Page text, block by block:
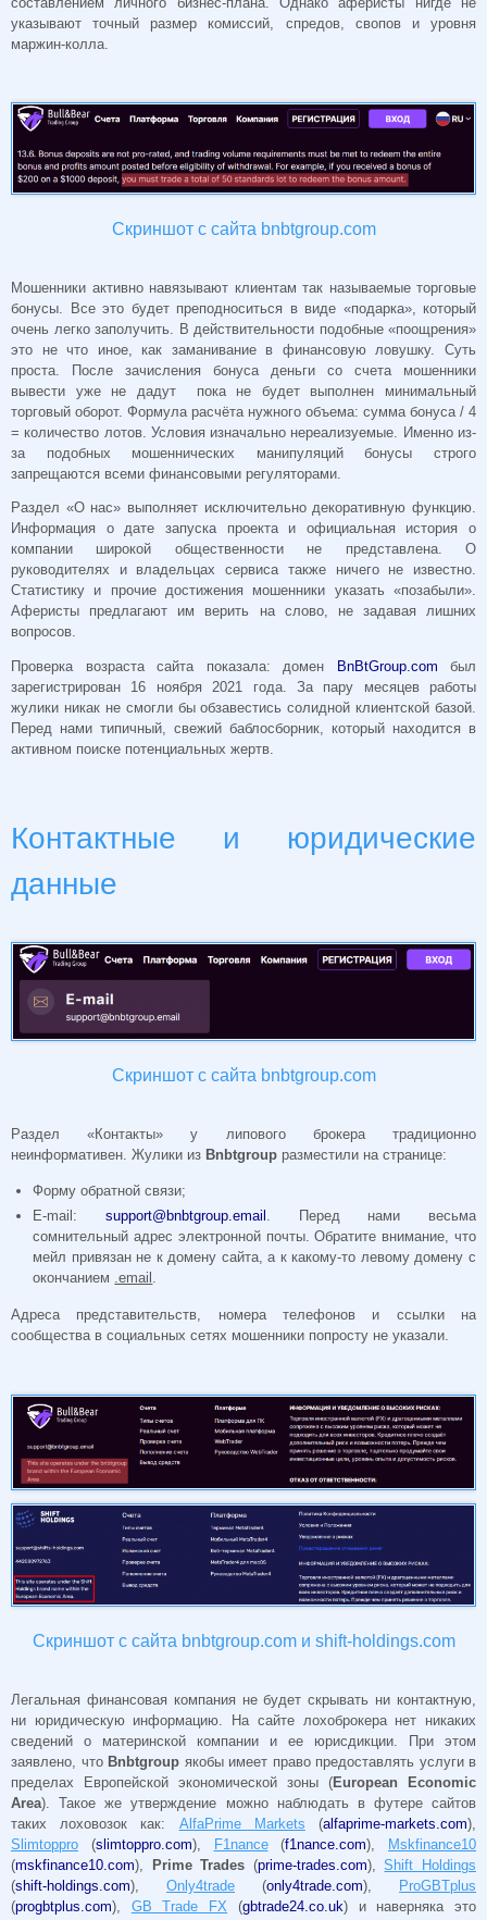
указывают точный размер комиссий, спредов, свопов и уровня
маржин-колла.
Скриншот с сайта bnbtgroup.com
Мошенники активно навязывают клиентам так называемые торговые
бонусы. Все это будет преподноситься в виде «подарка», который
очень легко заполучить. В действительности подобные «поощрения»
это не что иное, как заманивание в финансовую ловушку. Суть
проста. После зачисления бонуса деньги со счета мошенники
вывести уже не дадут пока не будет выполнен минимальный
торговый оборот. Формула расчёта нужного объема: сумма бонуса / 4
= количество лотов. Условия изначально нереализуемые. Именно из-
за подобных мошеннических манипуляций бонусы строго
запрещаются всеми финансовыми регуляторами.
Раздел «О нас» выполняет исключительно декоративную функцию.
Информация о дате запуска проекта и официальная история о
компании широкой общественности не представлена. О
руководителях и владельцах сервиса также ничего не известно.
Статистику и прочие достижения мошенники указать «позабыли».
Аферисты предлагают им верить на слово, не задавая лишних
вопросов.
Проверка возраста сайта показала: домен BnBtGroup.com был
зарегистрирован 16 ноября 2021 года. За пару месяцев работы
жулики никак не смогли бы обзавестись солидной клиентской базой.
Перед нами типичный, свежий баблосборник, который находится в
активном поиске потенциальных жертв.
Контактные и юридические
данные
Скриншот с сайта bnbtgroup.com
Раздел «Контакты» у липового брокера традиционно
неинформативен. Жулики из Bnbtgroup разместили на странице:
Форму обратной связи;
E-mail:support@bnbtgroup.email . Перед нами весьма
сомнительный адрес электронной почты. Обратите внимание, что
мейл привязан не к домену сайта, а к какому-то левому домену с
окончанием .email .
Адреса представительств, номера телефонов и ссылки на
сообщества в социальных сетях мошенники попросту не указали.
Скриншот с сайта bnbtgroup.com и shift-holdings.com
Легальная финансовая компания не будет скрывать ни контактную,
ни юридическую информацию. На сайте лохоброкера нет никаких
сведений о материнской компании и ее юрисдикции. При этом
заявлено, что Bnbtgroup якобы имеет право предоставлять услуги в
пределах Европейской экономической зоны (European Economic
Area). Такое же утверждение можно наблюдать в футере сайтов
таких лоховозок как: AlfaPrime Markets (alfaprime-markets.com),
Slimtoppro (slimtoppro.com), F1nance(f1nance.com),
Mskfinance10
(mskfinance10.com), Prime Trades (prime-trades.com),Shift Holdings
(shift-holdings.com), Only4trade (only4trade.com),
ProGBTplus
(progbtplus.com), GB Trade FX (gbtrade24.co.uk) и наверняка это